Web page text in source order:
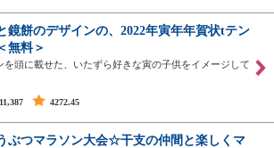
鏡餅のデザインの、2022年寅年年賀状tテン
無料＞
を頭に載せた、いたずら好きな寅の子供をイメージして
11,387 4272.45
ぶつマラソン大会☆干支の仲間と楽しくマ